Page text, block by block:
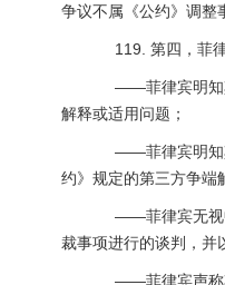
争议不属《公约》调整
119. 第四，菲律
——菲律宾明知其
解释或适用问题；
——菲律宾明知其
约》规定的第三方争端
——菲律宾无视中
裁事项进行的谈判，并
——菲律宾声称其